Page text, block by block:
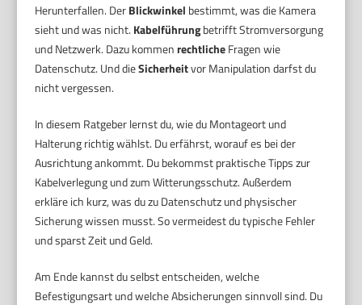
Herunterfallen. DerBlickwinkel bestimmt, was die Kamera
sieht und was nicht. Kabelführungbetrifft Stromversorgung
und Netzwerk. Dazu kommenrechtlicheFragen wie
Datenschutz. Und dieSicherheitvor Manipulation darfst du
nicht vergessen.
In diesem Ratgeber lernst du, wie du Montageort und
Halterung richtig wählst. Du erfährst, worauf es bei der
Ausrichtung ankommt. Du bekommst praktische Tipps zur
Kabelverlegung und zum Witterungsschutz. Außerdem
erkläre ich kurz, was du zu Datenschutz und physischer
Sicherung wissen musst. So vermeidest du typische Fehler
und sparst Zeit und Geld.
Am Ende kannst du selbst entscheiden, welche
Befestigungsart und welche Absicherungen sinnvoll sind. Du